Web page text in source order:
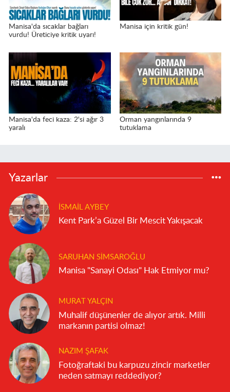
Manisa'da sıcaklar bağları
vurdu! Üreticiye kritik uyarı!
Manisa için kritik gün!
Manisa'da feci kaza: 2'si ağır 3
yaralı
Orman yangınlarında 9
tutuklama
Yazarlar
İSMAIL AYBEY
Kent Park’a Güzel Bir Mescit Yakışacak
SARUHAN SIMSAROĞLU
Manisa "Sanayi Odası" Hak Etmiyor mu?
MURAT YALÇIN
Muhalif düşünenler de alıyor artık. Milli
markanın partisi olmaz!
NAZIM ŞAFAK
Fotoğraftaki bu karpuzu zincir marketler
neden satmayı reddediyor?